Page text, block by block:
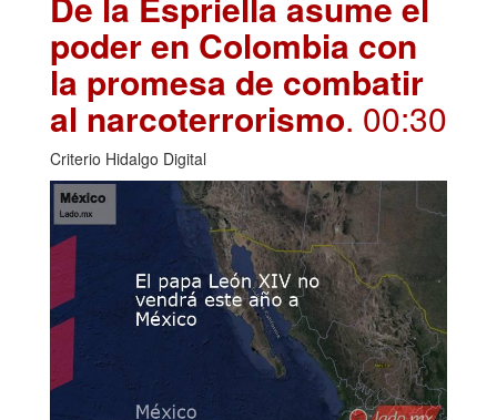
poder en Colombia con
la promesa de combatir
al narcoterrorismo. 00:30
Criterio Hidalgo Digital